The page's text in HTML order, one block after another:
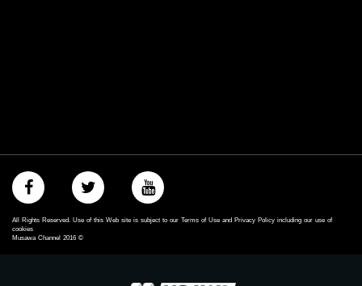
All Rights Reserved. Use of this Web site is subject to our Terms of Use and Privacy Policy including our use of
cookies
©
2016